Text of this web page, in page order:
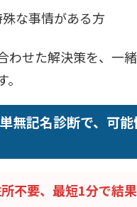
な事情がある方
わせた解決策を、一
無記名診断で、可能
不要、最短1分で結